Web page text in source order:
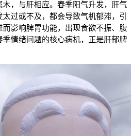
，与肝相应。春季阳气升发，肝气
过或不及，都会导致气机郁滞，引
影响脾胃功能，出现食欲不振、腹
情绪问题的核心病机，正是肝郁脾